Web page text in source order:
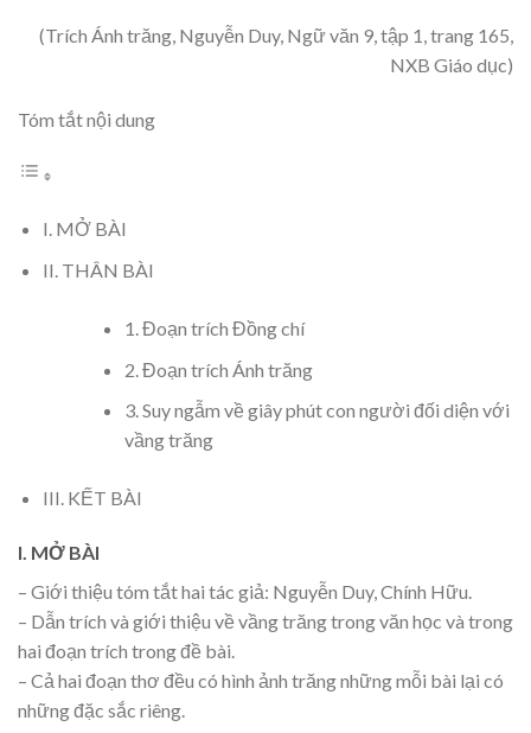
(Trích Ánh trăng, Nguyễn Duy, Ngữ văn 9, tập 1, trang 165,
NXB Giáo dục)
Tóm tắt nội dung
I. MỞ BÀI
II. THÂN BÀI
1. Đoạn trích Đồng chí
2. Đoạn trích Ánh trăng
3. Suy ngẫm về giây phút con người đối diện với
vầng trăng
III. KẾT BÀI
I. MỞ BÀI
– Giới thiệu tóm tắt hai tác giả: Nguyễn Duy, Chính Hữu.
– Dẫn trích và giới thiệu về vầng trăng trong văn học và trong
hai đoạn trích trong đề bài.
– Cả hai đoạn thơ đều có hình ảnh trăng những mỗi bài lại có
những đặc sắc riêng.